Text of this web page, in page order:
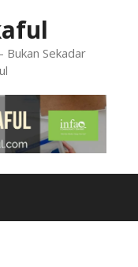
Bukan Sekadar